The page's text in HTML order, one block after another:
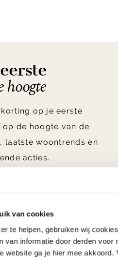
van cookies
te helpen, gebruiken wij
van informatie door derden voor
website ga je hier mee akkoord.
hoogte
op je eerste
de hoogte van de
laatste woontrends en
acties.
nieuwsbrief, ga je akkoord
voorwaarden.